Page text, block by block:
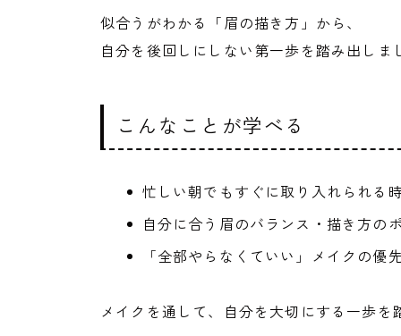
似合うがわかる「眉の描き方」から、
自分を後回しにしない第一歩を踏み出しま
こんなことが学べる
忙しい朝でもすぐに取り入れられる
自分に合う眉のバランス・描き方の
「全部やらなくていい」メイクの優
メイクを通して、自分を大切にする一歩を